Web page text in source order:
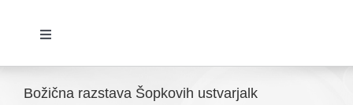
Toggle
Božična razstava Šopkovih ustvarjalk